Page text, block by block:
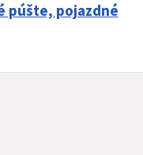
púšte, pojazdné